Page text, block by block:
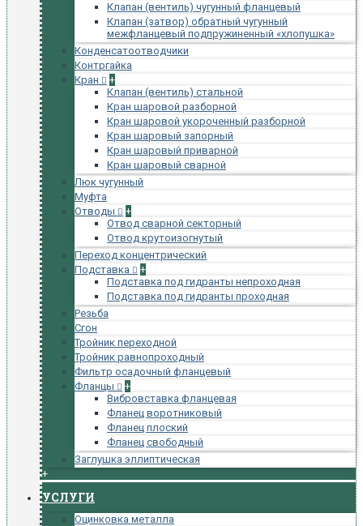
Клапан (вентиль) чугунный фланцевый
Клапан (затвор) обратный чугунный
межфланцевый подпружиненный «хлопушка»
Конденсатоотводчики
Контргайка
Кран
+
Клапан (вентиль) стальной
Кран шаровой разборной
Кран шаровой укороченный разборной
Кран шаровый запорный
Кран шаровый приварной
Кран шаровый сварной
Люк чугунный
Муфта
Отводы
+
Отвод сварной секторный
Отвод крутоизогнутый
Переход концентрический
Подставка
+
Подставка под гидранты непроходная
Подставка под гидранты проходная
Резьба
Сгон
Тройник переходной
Тройник равнопроходный
Фильтр осадочный фланцевый
Фланцы
+
Вибровставка фланцевая
Фланец воротниковый
Фланец плоский
Фланец свободный
Заглушка эллиптическая
+
УСЛУГИ
Оцинковка металла